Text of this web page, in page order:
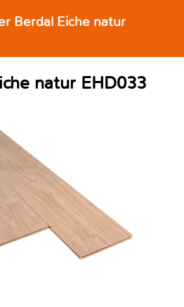
Berdal Eiche natur
natur EHD033